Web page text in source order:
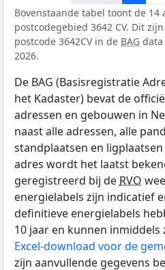
Bovenstaande tabel toont de 14
postcodegebied 3642 CV. Dit
postcode 3642CV in de BAG data
2026.
De BAG (Basisregistratie
het Kadaster) bevat de
adressen en gebouwen in
naast alle adressen, alle
standplaatsen en
adres wordt het laatst
geregistreerd bij de RVO
energielabels zijn indicatief
definitieve energielabels
10 jaar en kunnen inmiddels
Excel-download voor de
zijn aanvullende gegevens